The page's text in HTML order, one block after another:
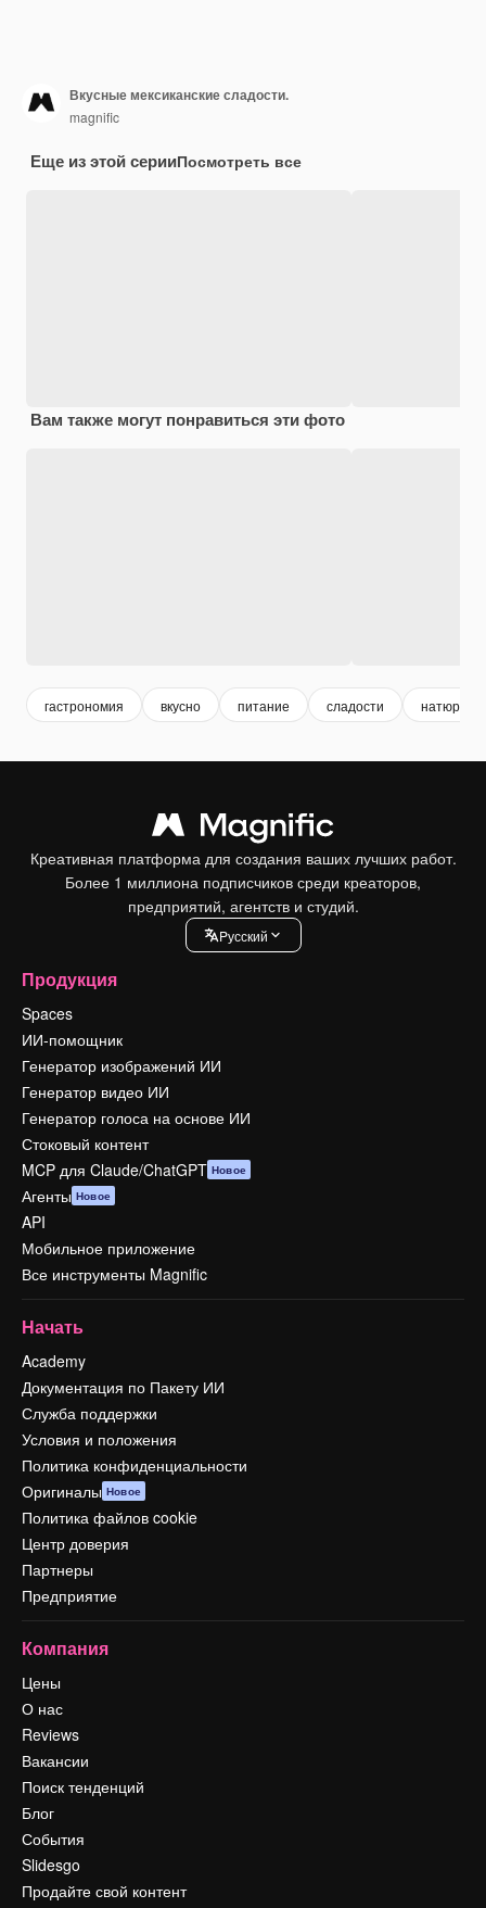
Вкусные мексиканские сладости.
magnific
Еще из этой серииПосмотреть все
Вам также могут понравиться эти фото
гастрономия вкусно питание сладости
Креативная платформа для создания ваших лучших работ.
Более 1 миллиона подписчиков среди креаторов,
предприятий, агентств и студий.
Pусский
Продукция
Spaces
ИИ-помощник
Генератор изображений ИИ
Генератор видео ИИ
Генератор голоса на основе ИИ
Стоковый контент
MCP для Claude/ChatGPT Новое
Агенты Новое
API
Мобильное приложение
Все инструменты Magnific
Начать
Academy
Документация по Пакету ИИ
Служба поддержки
Условия и положения
Политика конфиденциальности
Оригиналы Новое
Политика файлов cookie
Центр доверия
Партнеры
Предприятие
Компания
Цены
О нас
Reviews
Вакансии
Поиск тенденций
Блог
События
Slidesgo
Продайте свой контент